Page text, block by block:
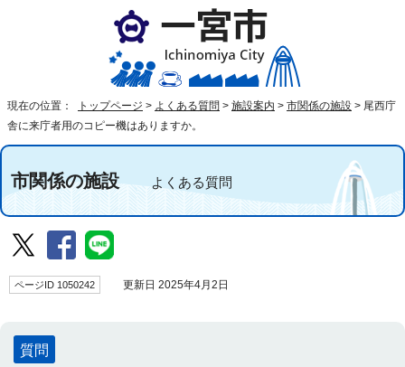
現在の位置： トップページ > よくある質問 > 施設案内 > 市関係の施設 > 尾西庁
舎に来庁者用のコピー機はありますか。
市関係の施設よくある質問
ページID 1050242 更新日 2025年4月2日
質問